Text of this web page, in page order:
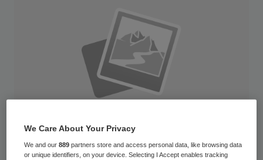
We Care About Your Privacy
We and our889 partners store and access personal data, like browsing data
or unique identifiers, on your device. Selecting I Accept enables tracking